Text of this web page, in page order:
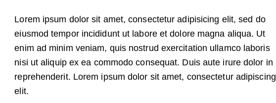
Lorem ipsum dolor sit amet, consectetur adipisicing elit, sed do
eiusmod tempor incididunt ut labore et dolore magna aliqua. Ut
enim ad minim veniam, quis nostrud exercitation ullamco laboris
nisi ut aliquip ex ea commodo consequat. Duis aute irure dolor in
reprehenderit. Lorem ipsum dolor sit amet, consectetur adipiscing
elit.